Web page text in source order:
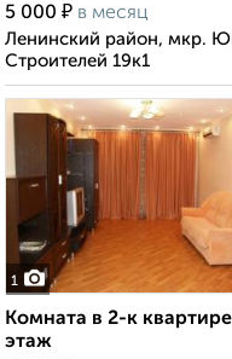
5 000 ₽ в месяц
Ленинский район, мкр.
Строителей 19к1
1
Комната в 2-к
этаж